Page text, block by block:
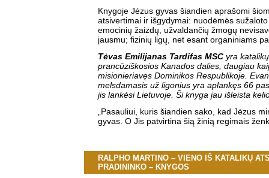
Knygoje Jėzus gyvas šiandien aprašomi
atsivertimai ir išgydymai: nuodėmės
emocinių žaizdų, užvaldančių žmogų
jausmu; fizinių ligų, net esant organiniams
Tėvas Emilijanas Tardifas MSCyra
prancūziškosios Kanados dalies, daugiau
misionieriavęs Dominikos Respublikoje.
melsdamasis už ligonius yra aplankęs 66
jis lankėsi Lietuvoje. Ši knyga jau išleista
„Pasauliui, kuris šiandien sako, kad Jėzus
gyvas. O Jis patvirtina šią žinią regimais
RALPHO MARTINO – VIENO IŠ KATALIKŲ
PRADININKO – KNYGOS